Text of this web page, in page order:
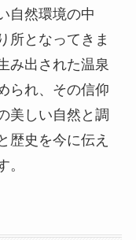
自然環境の中
所となってきま
み出された温泉
られ、その信仰
美しい自然と調
歴史を今に伝え
。